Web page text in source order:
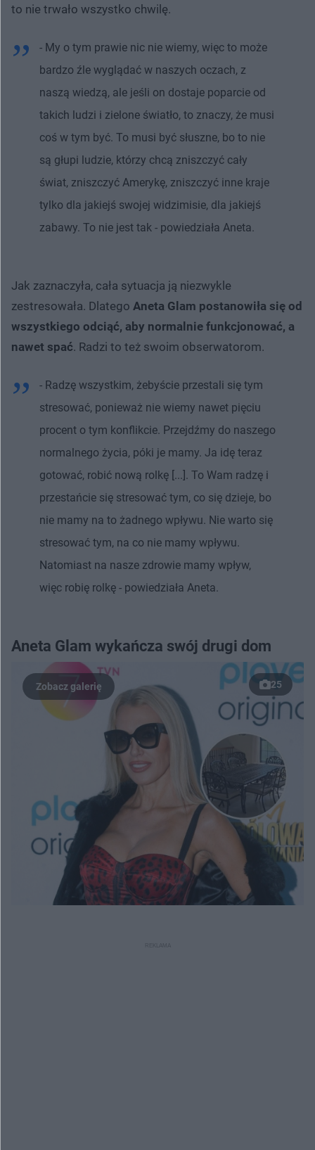
to nie trwało wszystko chwilę.
- My o tym prawie nic nie wiemy, więc to może
bardzo źle wyglądać w naszych oczach, z
naszą wiedzą, ale jeśli on dostaje poparcie od
takich ludzi i zielone światło, to znaczy, że musi
coś w tym być. To musi być słuszne, bo to nie
są głupi ludzie, którzy chcą zniszczyć cały
świat, zniszczyć Amerykę, zniszczyć inne kraje
tylko dla jakiejś swojej widzimisie, dla jakiejś
zabawy. To nie jest tak - powiedziała Aneta.
Jak zaznaczyła, cała sytuacja ją niezwykle
zestresowała. Dlatego Aneta Glam postanowiła się od
wszystkiego odciąć, aby normalnie funkcjonować, a
nawet spać. Radzi to też swoim obserwatorom.
- Radzę wszystkim, żebyście przestali się tym
stresować, ponieważ nie wiemy nawet pięciu
procent o tym konflikcie. Przejdźmy do naszego
normalnego życia, póki je mamy. Ja idę teraz
gotować, robić nową rolkę [...]. To Wam radzę i
przestańcie się stresować tym, co się dzieje, bo
nie mamy na to żadnego wpływu. Nie warto się
stresować tym, na co nie mamy wpływu.
Natomiast na nasze zdrowie mamy wpływ,
więc robię rolkę - powiedziała Aneta.
Aneta Glam wykańcza swój drugi dom
25